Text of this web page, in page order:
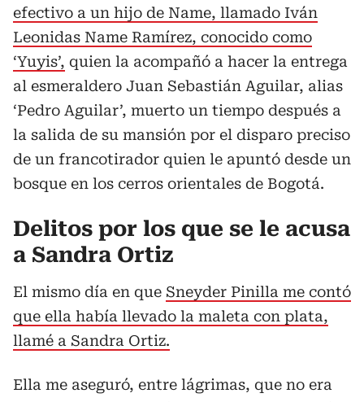
efectivo a un hijo de Name, llamado Iván
Leonidas Name Ramírez, conocido como
‘Yuyis’, quien la acompañó a hacer la entrega
al esmeraldero Juan Sebastián Aguilar, alias
‘Pedro Aguilar’, muerto un tiempo después a
la salida de su mansión por el disparo preciso
de un francotirador quien le apuntó desde un
bosque en los cerros orientales de Bogotá.
Delitos por los que se le acusa
a Sandra Ortiz
El mismo día en que Sneyder Pinilla me contó
que ella había llevado la maleta con plata,
llamé a Sandra Ortiz.
Ella me aseguró, entre lágrimas, que no era